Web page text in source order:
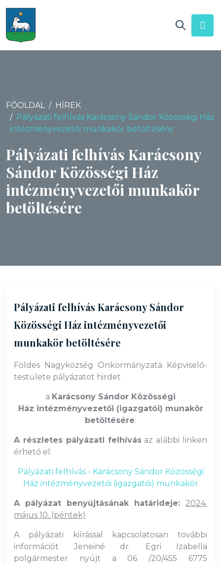
FŐOLDAL
HÍREK
Pályázati felhívás Karácsony Sándor Közösségi Ház
intézményvezetői munkakör betöltésére
Pályázati felhívás Karácsony
Sándor Közösségi Ház
intézményvezetői munkakör
betöltésére
Pályázati felhívás Karácsony Sándor
Közösségi Ház intézményvezetői
munkakör betöltésére
Földes Nagyközség Önkormányzata Képviselő-
testülete pályázatot hirdet
a Karácsony Sándor Közösségi
Ház intézményvezetői (igazgatói) munakör
betöltésére.
A részletes pályázati felhívásaz alábbi linken
érhető el:
Pályázati felhívás - Karácsony Sándor Közösségi
Ház intézményvezetői (igazgatói) munkakör
A pályázat benyújtásának határideje: 2024.
május 10. (péntek)
A pályázati kiírással kapcsolatosan további
információt Jeneiné dr. Egri Izabella
polgármester nyújt a 06 /20/455 6775